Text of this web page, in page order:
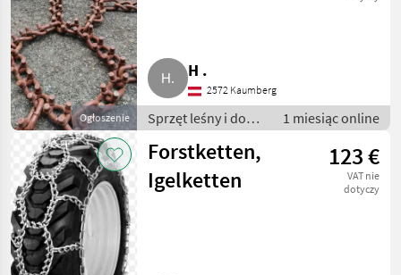
Ogłoszenie
H .
2572 Kaumberg
Sprzęt leśny i do
obróbki drewna /
Łańcuchy leśne
1 miesiąc online
Forstketten,
Igelketten
123 €
VAT nie
dotyczy